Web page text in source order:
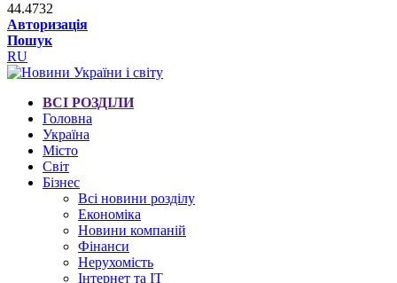
44.4732
Авторизація
Пошук
RU
ВСІ РОЗДІЛИ
Головна
Україна
Місто
Світ
Бізнес
Всі новини розділу
Економіка
Новини компаній
Фінанси
Нерухомість
Інтернет та IT